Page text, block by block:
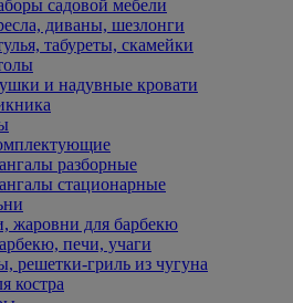
садовой мебели
диваны, шезлонги
табуреты, скамейки
и надувные кровати
разборные
стационарные
жаровни для барбекю
печи, учаги
решетки-гриль из чугуна
костра